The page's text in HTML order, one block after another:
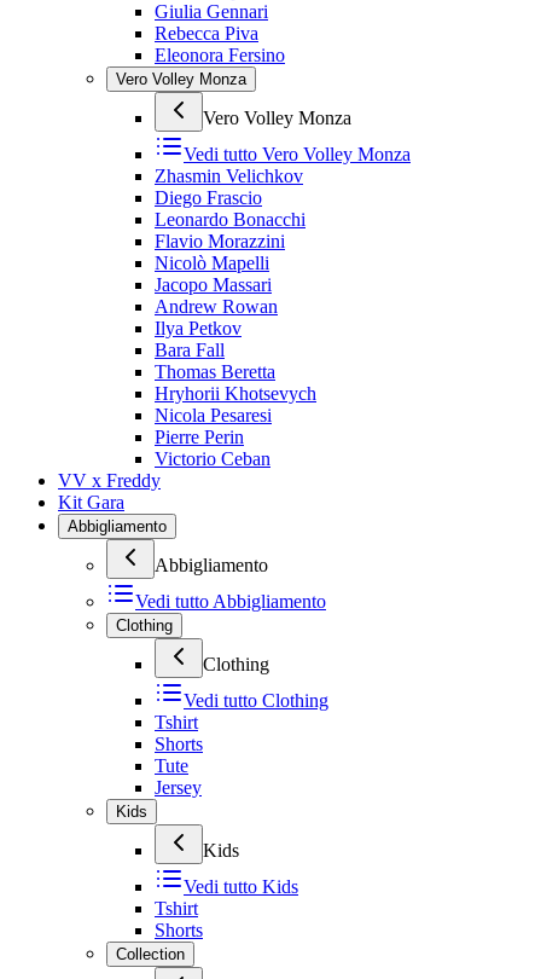
Giulia Gennari
Rebecca Piva
Eleonora Fersino
Vero Volley Monza
Vero Volley Monza
Vedi tutto Vero Volley Monza
Zhasmin Velichkov
Diego Frascio
Leonardo Bonacchi
Flavio Morazzini
Nicolò Mapelli
Jacopo Massari
Andrew Rowan
Ilya Petkov
Bara Fall
Thomas Beretta
Hryhorii Khotsevych
Nicola Pesaresi
Pierre Perin
Victorio Ceban
VV x Freddy
Kit Gara
Abbigliamento
Abbigliamento
Vedi tutto Abbigliamento
Clothing
Clothing
Vedi tutto Clothing
Tshirt
Shorts
Tute
Jersey
Kids
Kids
Vedi tutto Kids
Tshirt
Shorts
Collection